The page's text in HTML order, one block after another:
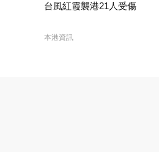
台風紅霞襲港21人受傷
本港資訊